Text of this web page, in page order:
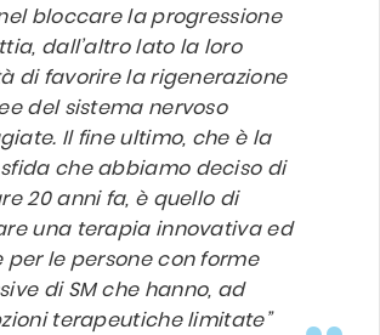
bloccare la progressione
dall’altro lato la loro
di favorire la rigenerazione
del sistema nervoso
Il fine ultimo, che è la
che abbiamo deciso di
20 anni fa, è quello di
una terapia innovativa ed
per le persone con forme
di SM che hanno, ad
terapeutiche limitate”